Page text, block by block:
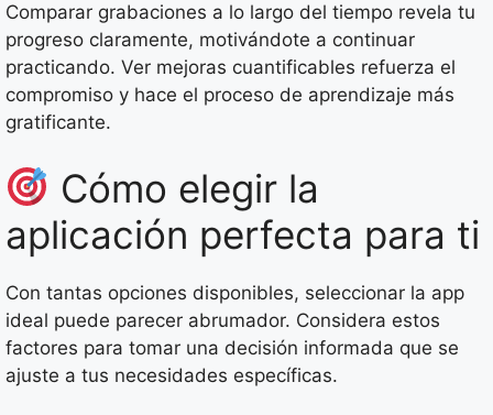
Comparar grabaciones a lo largo del tiempo revela tu
progreso claramente, motivándote a continuar
practicando. Ver mejoras cuantificables refuerza el
compromiso y hace el proceso de aprendizaje más
gratificante.
Cómo elegir la
aplicación perfecta para ti
Con tantas opciones disponibles, seleccionar la app
ideal puede parecer abrumador. Considera estos
factores para tomar una decisión informada que se
ajuste a tus necesidades específicas.